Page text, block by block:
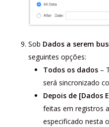
Sob Dados a serem
seguintes opções:
Todos os dados–
será sincronizado
Depois de [Dados
feitas em registros
especificado nesta